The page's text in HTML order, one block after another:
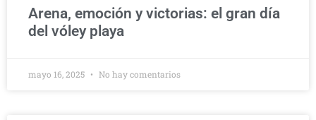
Arena, emoción y victorias: el gran día
del vóley playa
mayo 16, 2025 No hay comentarios